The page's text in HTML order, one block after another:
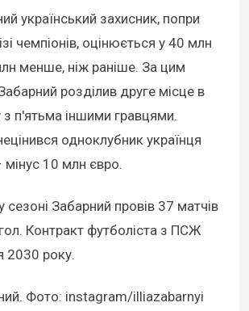
український захисник, попри
чемпіонів, оцінюється у 40 млн
менше, ніж раніше. За цим
розділив друге місце в
з п'ятьма іншими гравцями.
одноклубник українця
мінус 10 млн євро.
Забарний провів 37 матчів
Контракт футболіста з ПСЖ
2030 року.